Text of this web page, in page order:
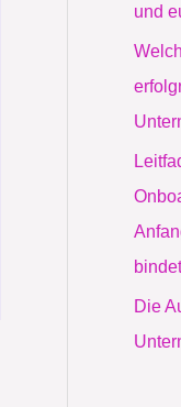
und
bindet
Die